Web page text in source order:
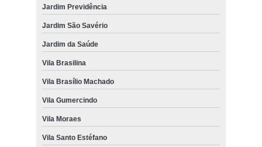
Jardim Previdência
Jardim São Savério
Jardim da Saúde
Vila Brasilina
Vila Brasílio Machado
Vila Gumercindo
Vila Moraes
Vila Santo Estéfano